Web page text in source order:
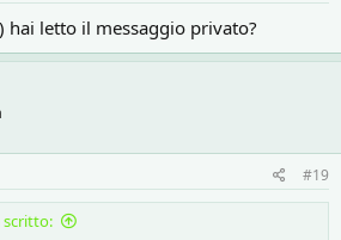
hai letto il messaggio privato?
#19
scritto: